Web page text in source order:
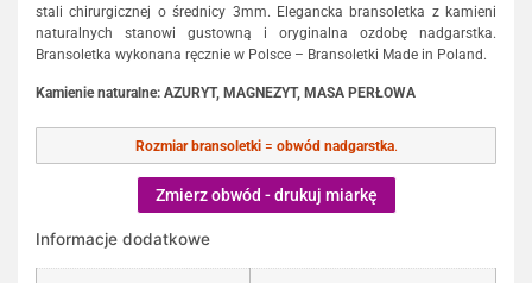
stali chirurgicznej o średnicy 3mm. Elegancka bransoletka z kamieni
naturalnych stanowi gustowną i oryginalna ozdobę nadgarstka.
Bransoletka wykonana ręcznie w Polsce – Bransoletki Made in Poland.
Kamienie naturalne: AZURYT, MAGNEZYT, MASA PERŁOWA
Rozmiar bransoletki= obwód nadgarstka.
Zmierz obwód - drukuj miarkę
Informacje dodatkowe